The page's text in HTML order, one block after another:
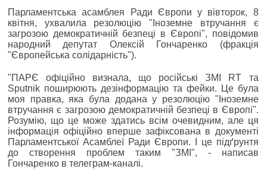
Парламентська асамблея Ради Європи у вівторок, 8
квітня, ухвалила резолюцію "Іноземне втручання є
загрозою демократичній безпеці в Європі", повідомив
народний депутат Олексій Гончаренко (фракція
"Європейська солідарність").
"ПАРЄ офіційно визнала, що російські ЗМІ RT та
Sputnik поширюють дезінформацію та фейки. Це була
моя правка, яка була додана у резолюцію "Іноземне
втручання є загрозою демократичній безпеці в Європі".
Розумію, що це може здатись всім очевидним, але ця
інформація офіційно вперше зафіксована в документі
Парламентської Асамблеї Ради Європи. І це підґрунтя
до створення проблем таким "ЗМІ", - написав
Гончаренко в телеграм-каналі.